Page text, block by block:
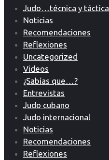
Judo…técnica y táctica
Noticias
Recomendaciones
Reflexiones
Uncategorized
Videos
¿Sabías que…?
Entrevistas
Judo cubano
Judo internacional
Noticias
Recomendaciones
Reflexiones